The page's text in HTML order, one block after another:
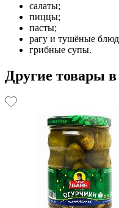
салаты;
пиццы;
пасты;
рагу и тушёные
грибные супы.
Другие товары в